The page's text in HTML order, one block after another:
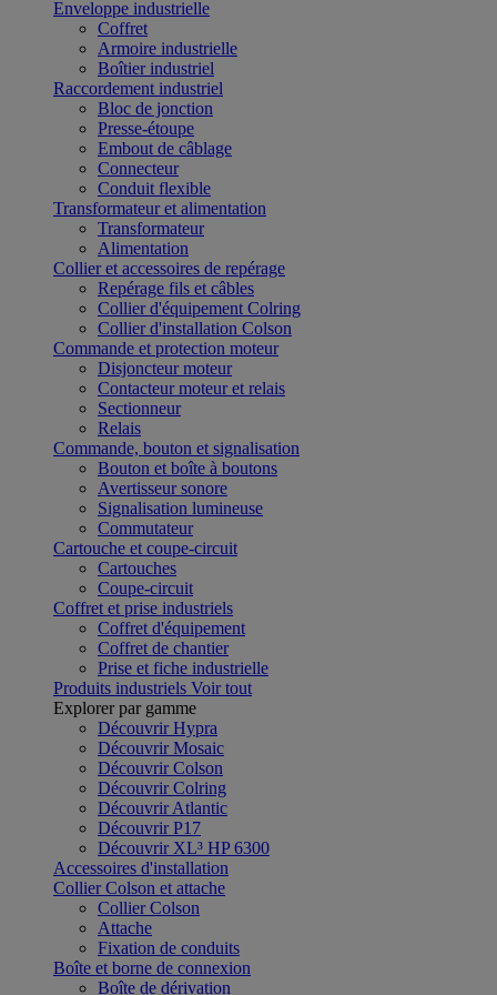
Enveloppe industrielle
Coffret
Armoire industrielle
Boîtier industriel
Raccordement industriel
Bloc de jonction
Presse-étoupe
Embout de câblage
Connecteur
Conduit flexible
Transformateur et alimentation
Transformateur
Alimentation
Collier et accessoires de repérage
Repérage fils et câbles
Collier d'équipement Colring
Collier d'installation Colson
Commande et protection moteur
Disjoncteur moteur
Contacteur moteur et relais
Sectionneur
Relais
Commande, bouton et signalisation
Bouton et boîte à boutons
Avertisseur sonore
Signalisation lumineuse
Commutateur
Cartouche et coupe-circuit
Cartouches
Coupe-circuit
Coffret et prise industriels
Coffret d'équipement
Coffret de chantier
Prise et fiche industrielle
Produits industriels Voir tout
Explorer par gamme
Découvrir Hypra
Découvrir Mosaic
Découvrir Colson
Découvrir Colring
Découvrir Atlantic
Découvrir P17
Découvrir XL³ HP 6300
Accessoires d'installation
Collier Colson et attache
Collier Colson
Attache
Fixation de conduits
Boîte et borne de connexion
Boîte de dérivation